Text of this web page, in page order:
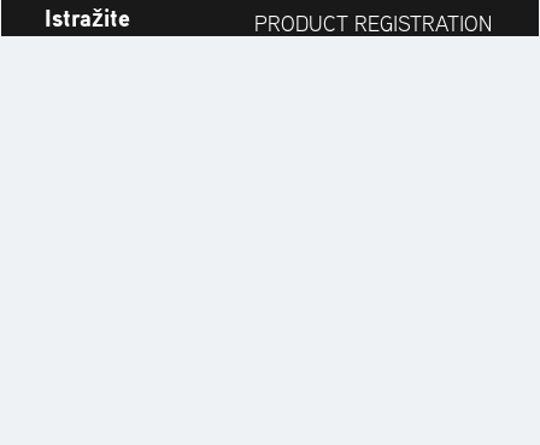
Istražite
PRODUCT REGISTRATION